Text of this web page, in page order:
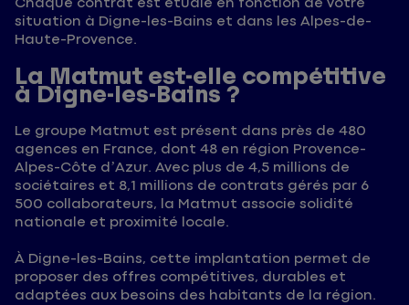
Chaque contrat est étudié en fonction de votre
situation à Digne-les-Bains et dans les Alpes-de-
Haute-Provence.
La Matmut est-elle compétitive
à Digne-les-Bains ?
Le groupe Matmut est présent dans près de 480
agences en France, dont 48 en région Provence-
Alpes-Côte d’Azur. Avec plus de 4,5 millions de
sociétaires et 8,1 millions de contrats gérés par 6
500 collaborateurs, la Matmut associe solidité
nationale et proximité locale.
À Digne-les-Bains, cette implantation permet de
proposer des offres compétitives, durables et
adaptées aux besoins des habitants de la région.